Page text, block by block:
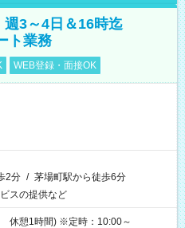
3～4日＆16時迄
ト業務
WEB登録・面接OK
2分 / 茅場町駅から徒歩6分
スの提供など
休憩1時間) ※定時：10:00～